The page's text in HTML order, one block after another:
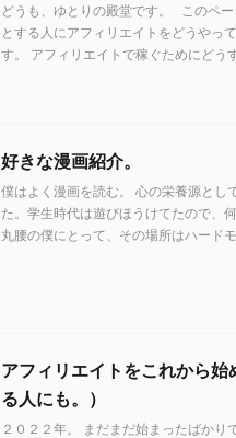
どうも、ゆとりの殿堂です。 このペ
とする人にアフィリエイトをどうやっ
す。 アフィリエイトで稼ぐためにどう
好きな漫画紹介。
僕はよく漫画を読む。 心の栄養源と
た。学生時代は遊びほうけてたので、
丸腰の僕にとって、その場所はハード
アフィリエイトをこれから
る人にも。）
２０２２年。 まだまだ始まったばか